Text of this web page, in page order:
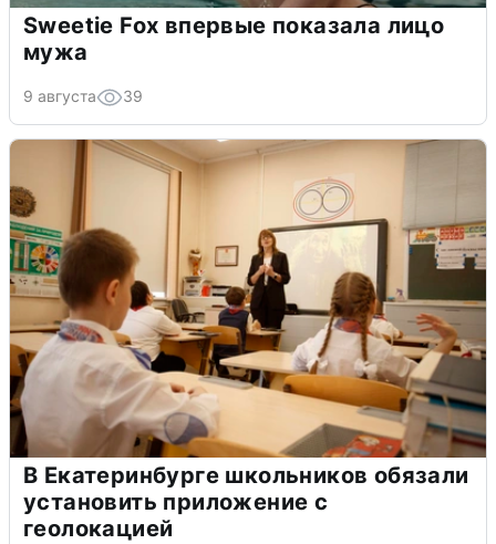
Sweetie Fox впервые показала лицо
мужа
9 августа 39
В Екатеринбурге школьников обязали
установить приложение с
геолокацией